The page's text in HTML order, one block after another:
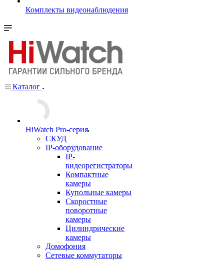
Комплекты видеонаблюдения
Каталог
HiWatch Pro-серия
CКУД
IP-оборудование
IP-
видеорегистраторы
Компактные
камеры
Купольные камеры
Скоростные
поворотные
камеры
Цилиндрические
камеры
Домофония
Сетевые коммутаторы